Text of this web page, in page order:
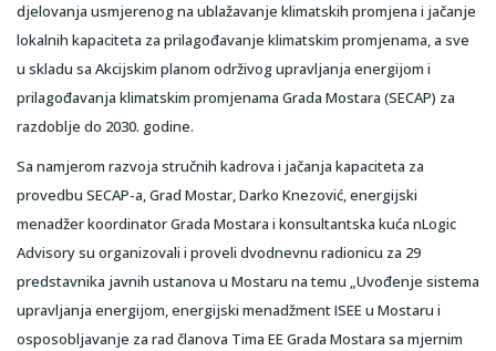
djelovanja usmjerenog na ublažavanje klimatskih promjena i jačanje
lokalnih kapaciteta za prilagođavanje klimatskim promjenama, a sve
u skladu sa Akcijskim planom održivog upravljanja energijom i
prilagođavanja klimatskim promjenama Grada Mostara (SECAP) za
razdoblje do 2030. godine.
Sa namjerom razvoja stručnih kadrova i jačanja kapaciteta za
provedbu SECAP-a, Grad Mostar, Darko Knezović, energijski
menadžer koordinator Grada Mostara i konsultantska kuća nLogic
Advisory su organizovali i proveli dvodnevnu radionicu za 29
predstavnika javnih ustanova u Mostaru na temu „Uvođenje sistema
upravljanja energijom, energijski menadžment ISEE u Mostaru i
osposobljavanje za rad članova Tima EE Grada Mostara sa mjernim